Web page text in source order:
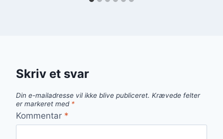
Skriv et svar
Din e-mailadresse vil ikke blive publiceret. Krævede felter
er markeret med *
Kommentar *